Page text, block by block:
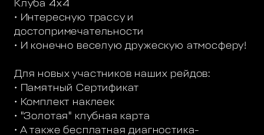
Клуба 4х4
• Интересную трассу и
достопримечательности
• И конечно веселую дружескую атмосферу!
Для новых участников наших рейдов:
• Памятный Сертификат
• Комплект наклеек
• "Золотая" клубная карта
• А также бесплатная диагностика-